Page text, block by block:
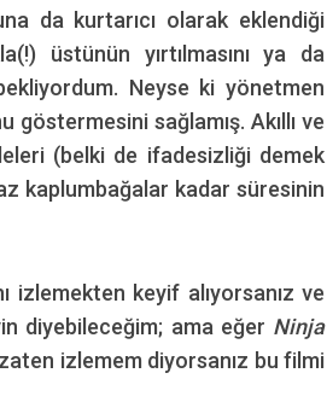
da kurtarıcı olarak eklendiği
üstünün yırtılmasını ya da
Neyse ki yönetmen
göstermesini sağlamış. Akıllı ve
(belki de ifadesizliği demek
kaplumbağalar kadar süresinin
keyif alıyorsanız ve
diyebileceğim; ama eğer Ninja
izlemem diyorsanız bu filmi